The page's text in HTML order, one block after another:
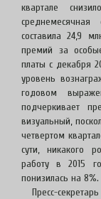
квартале
составила 24,9
премий за
платы с декабря
уровень
годовом
подчеркивает
визуальный,
четвертом
сути, никакого
работу в 2015
понизилась на 8%.
Пресс-